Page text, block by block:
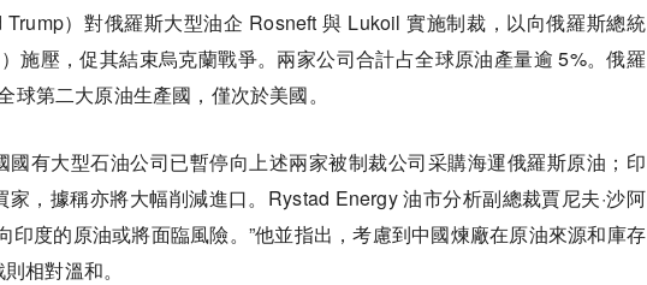
）對俄羅斯大型油企 Rosneft 與 Lukoil 實施制裁，以向俄羅斯總統
施壓，促其結束烏克蘭戰爭。兩家公司合計占全球原油產量逾 5%。俄羅
第二大原油生產國，僅次於美國。
有大型石油公司已暫停向上述兩家被制裁公司采購海運俄羅斯原油；印
，據稱亦將大幅削減進口。Rystad Energy 油市分析副總裁賈尼夫·沙阿
印度的原油或將面臨風險。”他並指出，考慮到中國煉廠在原油來源和庫存
相對溫和。